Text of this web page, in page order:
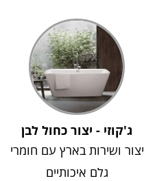
ג'קוזי - יצור כחול לבן
יצור ושירות בארץ עם חומרי
גלם איכותיים